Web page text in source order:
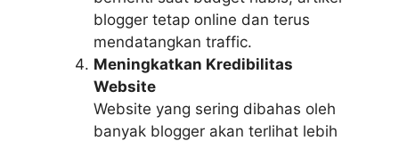
blogger tetap online dan terus
mendatangkan traffic.
Meningkatkan Kredibilitas
Website
Website yang sering dibahas oleh
banyak blogger akan terlihat lebih